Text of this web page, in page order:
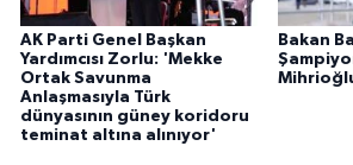
AK Parti Genel Başkan
Yardımcısı Zorlu: 'Mekke
Ortak Savunma
Anlaşmasıyla Türk
dünyasının güney koridoru
teminat altına alınıyor'
Bakan